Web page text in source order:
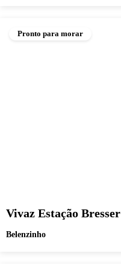
Pronto para morar
Vivaz Estação Bresser
Belenzinho